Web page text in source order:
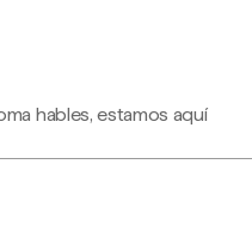
hables, estamos aquí